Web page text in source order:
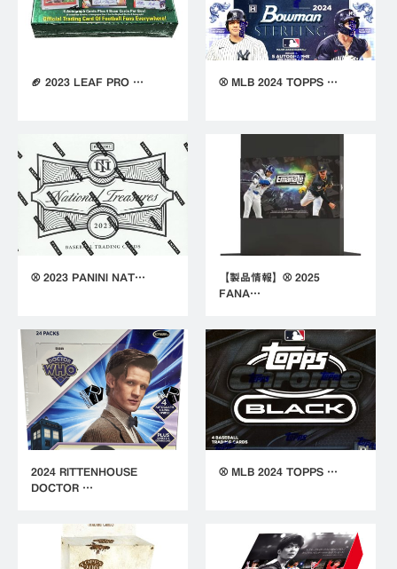
🏈 2023 LEAF PRO … ⚾ MLB 2024 TOPPS …
⚾ 2023 PANINI NAT…
【製品情報】⚾ 2025
FANA…
2024 RITTENHOUSE
DOCTOR …
⚾ MLB 2024 TOPPS …